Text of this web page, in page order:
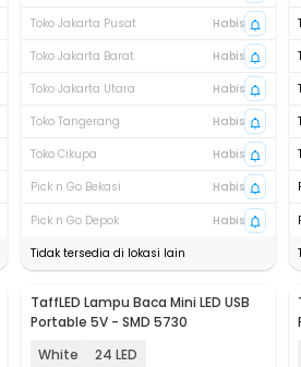
Toko Jakarta Pusat
Habis
Toko Jakarta Barat
Habis
Toko Jakarta Utara
Habis
Toko Tangerang
Habis
Toko Cikupa
Habis
Pick n Go Bekasi
Habis
Pick n Go Depok
Habis
Tidak tersedia di lokasi lain
TaffLED Lampu Baca Mini LED USB
Portable 5V - SMD 5730
White
24 LED